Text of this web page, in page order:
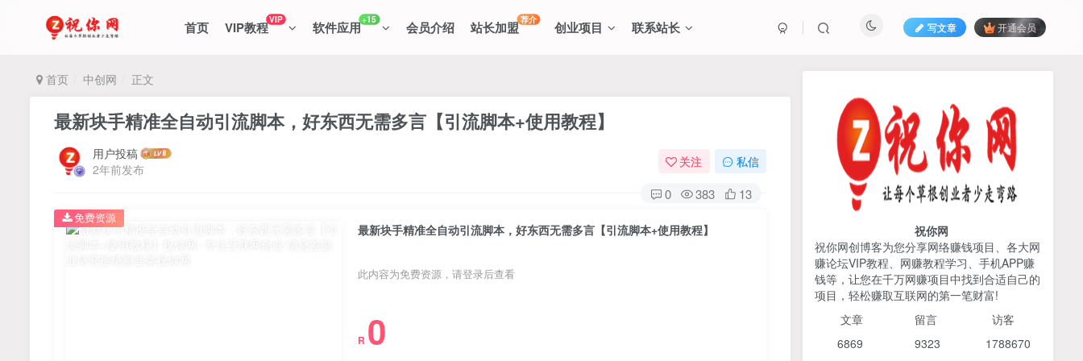
首页 VIP教程VIP 软件应用+15 会员介绍 站长加盟荐介 创业项目 联系站长 写文章 开通会员
首页 中创网 正文
最新块手精准全自动引流脚本，好东西无需多言【引流脚本+使用教程】
用户投稿
2年前发布
关注 私信
0 383 13
最新块手精准全自动引流脚本，好东西无需多言【引流脚本+使用教程】
此内容为免费资源，请登录后查看
R 0
免费资源
425人已阅读
AI编程出海实战课：10分钟速建AI网站
+支付登陆对接，掌握出海全流程
TOP1
2026姜胡说流量&商业设
计，把流量转化为留量，设
计自己的商业模式
6个月前 425人已阅读
TOP2
货，以混剪为主，不需要真
祝你网
祝你网创博客为您分享网络赚钱项目、各大网
赚论坛VIP教程、网赚教程学习、手机APP赚
钱等，让您在千万网赚项目中找到合适自己的
项目，轻松赚取互联网的第一笔财富!
文章 留言 访客
6869 9323 1788670